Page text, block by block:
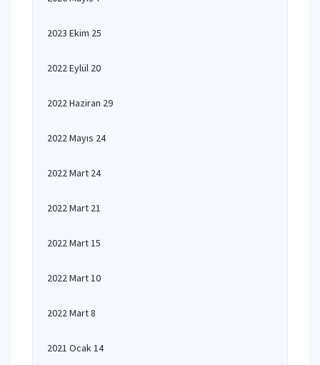
2023 Ekim 25
2022 Eylül 20
2022 Haziran 29
2022 Mayıs 24
2022 Mart 24
2022 Mart 21
2022 Mart 15
2022 Mart 10
2022 Mart 8
2021 Ocak 14